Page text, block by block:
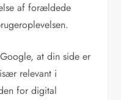
af forældede
at din side er
relevant i
for digital